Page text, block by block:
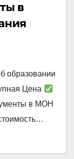
в
образовании
Цена
в МОН